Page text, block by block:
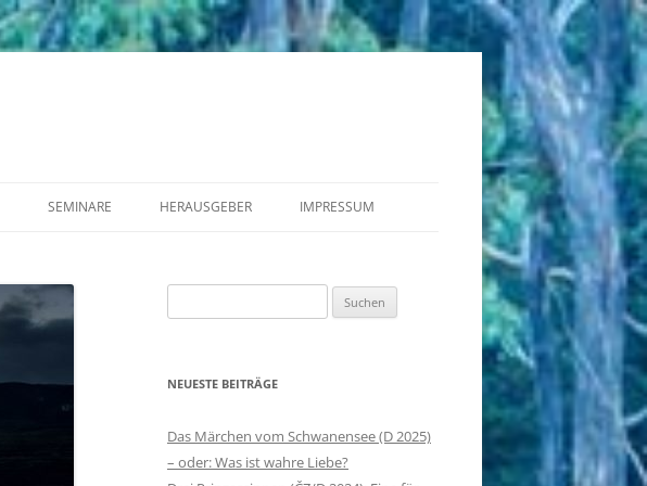
SEMINARE HERAUSGEBER
MÄRCHEN-DIA-ROLLFILM IN DER
DDR
MÄRCHENSPIELFILM
MÄRCHEN IM MEDIENWECHSEL
IMPRESSUM
nach:
NEUESTE BEITRÄGE
Das Märchen vom Schwanensee (D 2025)
– oder: Was ist wahre Liebe?